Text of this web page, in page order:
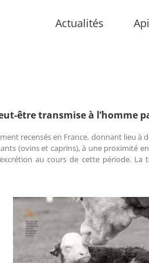
Actualités
être transmise à l’homme
recensés en France, donnant lieu
(ovins et caprins), à une proximité
au cours de cette période.